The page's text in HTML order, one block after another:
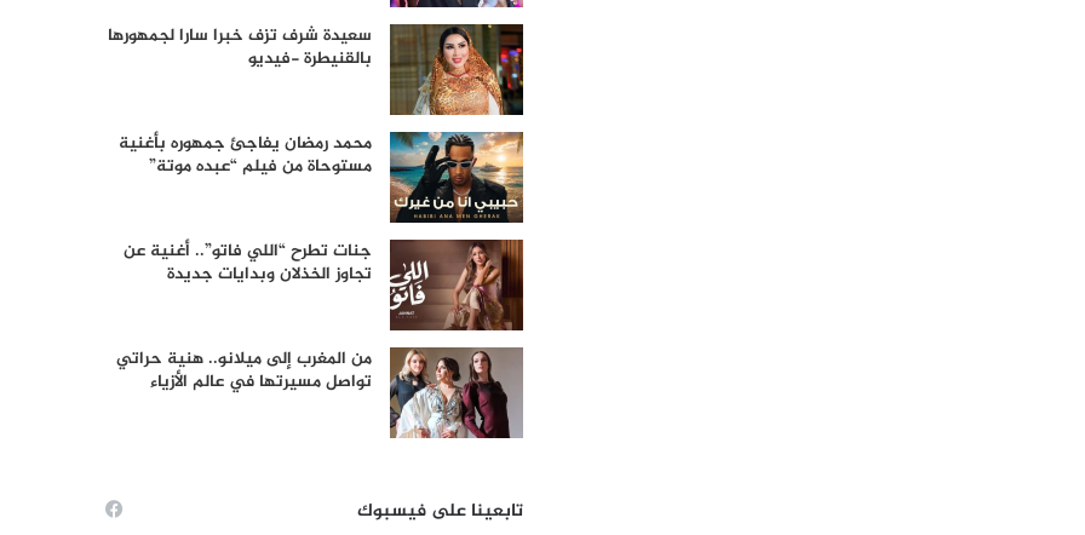
سعيدة شرف تزف خبرا سارا لجمهورها
بالقنيطرة -فيديو
محمد رمضان يفاجئ جمهوره بأغنية
مستوحاة من فيلم “عبده موتة”
جنات تطرح “اللي فاتو”.. أغنية عن
تجاوز الخذلان وبدايات جديدة
من المغرب إلى ميلانو.. هنية حراتي
تواصل مسيرتها في عالم الأزياء
تابعينا على فيسبوك